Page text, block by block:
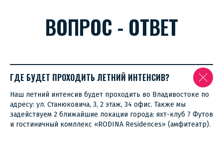
ВОПРОС - ОТВЕТ
ГДЕ БУДЕТ ПРОХОДИТЬ ЛЕТНИЙ ИНТЕНСИВ?
Наш летний интенсив будет проходить во Владивостоке по
адресу: ул. Станюковича, 3, 2 этаж, 34 офис. Также мы
задействуем 2 ближайшие локации города: яхт-клуб 7 Футов
и гостиничный комплекс «RODINA Residences»‎ (амфитеатр).